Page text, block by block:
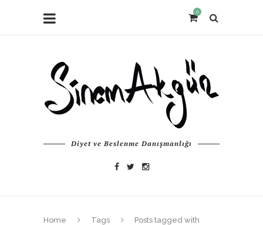
0
Diyet ve Beslenme Danışmanlığı
Home Tags
Posts tagged with